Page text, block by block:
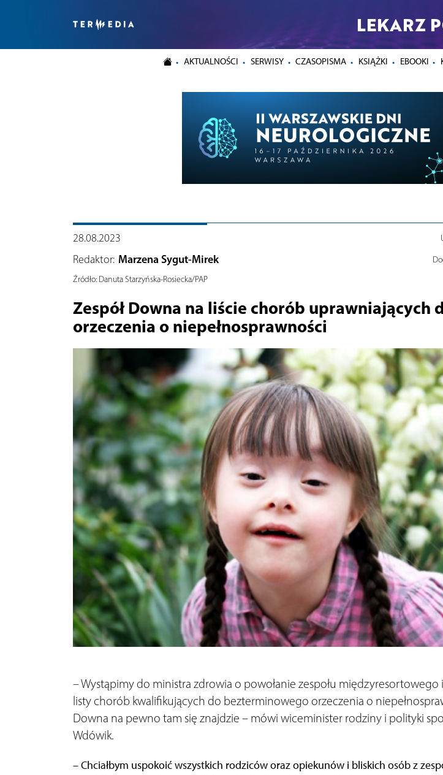
LEKARZ
AKTUALNOŚCI SERWISY CZASOPISMA KSIĄŻKI EBOOKI
28.08.2023
Redaktor: Marzena Sygut-Mirek
Źródło:Danuta Starzyńska-Rosiecka/PAP
Zespół Downa na liście chorób uprawniających
orzeczenia o niepełnosprawności
– Wystąpimy do ministra zdrowia o powołanie zespołu
listy chorób kwalifikujących do bezterminowego orzeczenia o
Downa na pewno tam się znajdzie – mówi wiceminister rodziny i polityki
Wdówik.
– Chciałbym uspokoić wszystkich rodziców oraz opiekunów i bliskich osób z